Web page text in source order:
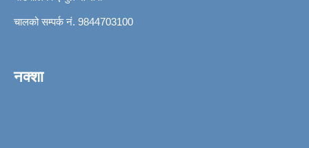
चालको सम्पर्क नं. 9844703100
नक्शा